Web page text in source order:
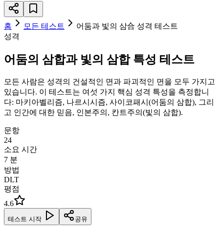
홈 모든 테스트
어둠과 빛의 삼合 성격 테스트
성격
어둠의 삼합과 빛의 삼합 특성 테스트
모든 사람은 성격의 건설적인 면과 파괴적인 면을 모두 가지고
있습니다. 이 테스트는 여섯 가지 핵심 성격 특성을 측정합니
다: 마키아벨리즘, 나르시시즘, 사이코패시(어둠의 삼합), 그리
고 인간에 대한 믿음, 인본주의, 칸트주의(빛의 삼합).
문항
24
소요 시간
7 분
방법
DLT
평점
4.6
테스트 시작 공유